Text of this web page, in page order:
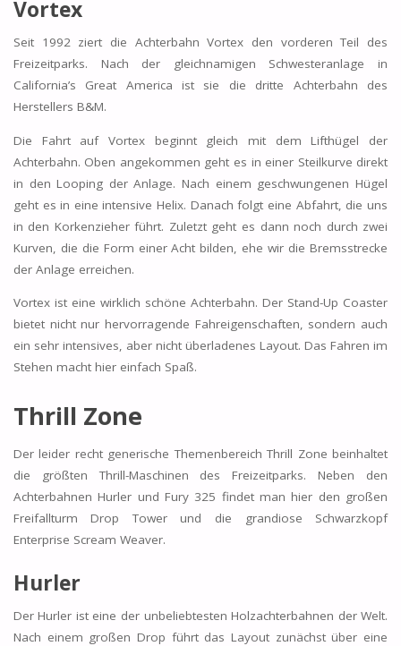
Vortex
Seit 1992 ziert die Achterbahn Vortex den vorderen Teil des
Freizeitparks. Nach der gleichnamigen Schwesteranlage in
California’s Great America ist sie die dritte Achterbahn des
Herstellers B&M.
Die Fahrt auf Vortex beginnt gleich mit dem Lifthügel der
Achterbahn. Oben angekommen geht es in einer Steilkurve direkt
in den Looping der Anlage. Nach einem geschwungenen Hügel
geht es in eine intensive Helix. Danach folgt eine Abfahrt, die uns
in den Korkenzieher führt. Zuletzt geht es dann noch durch zwei
Kurven, die die Form einer Acht bilden, ehe wir die Bremsstrecke
der Anlage erreichen.
Vortex ist eine wirklich schöne Achterbahn. Der Stand-Up Coaster
bietet nicht nur hervorragende Fahreigenschaften, sondern auch
ein sehr intensives, aber nicht überladenes Layout. Das Fahren im
Stehen macht hier einfach Spaß.
Thrill Zone
Der leider recht generische Themenbereich Thrill Zone beinhaltet
die größten Thrill-Maschinen des Freizeitparks. Neben den
Achterbahnen Hurler und Fury 325 findet man hier den großen
Freifallturm Drop Tower und die grandiose Schwarzkopf
Enterprise Scream Weaver.
Hurler
Der Hurler ist eine der unbeliebtesten Holzachterbahnen der Welt.
Nach einem großen Drop führt das Layout zunächst über eine